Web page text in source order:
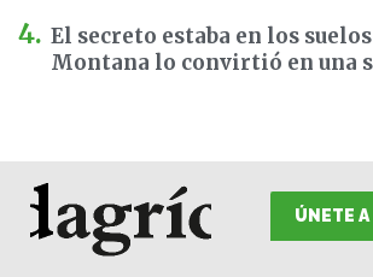
El secreto estaba en los
Montana lo convirtió en una
ÚNETE A